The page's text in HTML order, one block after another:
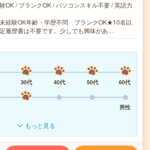
OK / ブランクOK / パソコンスキル不要 / 英語力
経験OK年齢・学歴不問 ブランクOK★10名以
定履歴書は不要です。少しでも興味があ…
30代 40代 50代
60代
男性
もっと見る